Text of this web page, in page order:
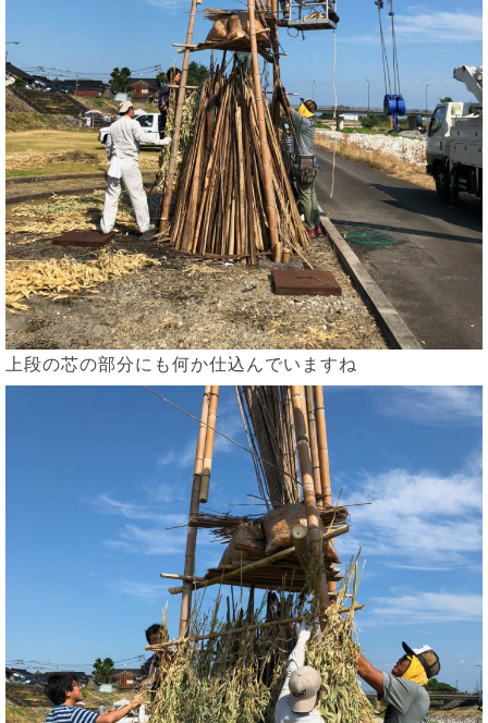
上段の芯の部分にも何か仕込んでいますね